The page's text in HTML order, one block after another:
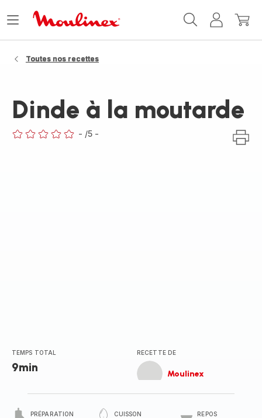
MonMon
Ouvrir
Toutes nos recettes
Dinde à la moutarde
- /5 -
TEMPS TOTAL
9min
RECETTE DE
Moulinex
PRÉPARATION CUISSON REPOS